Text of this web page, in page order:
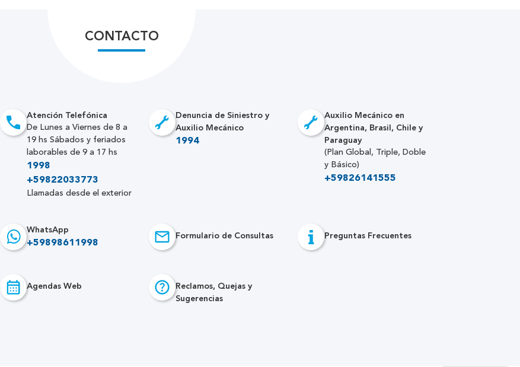
CONTACTO
Atención Telefónica
De Lunes a Viernes de 8 a
19 hs Sábados y feriados
laborables de 9 a 17 hs
1998
+59822033773
Llamadas desde el exterior
Denuncia de Siniestro y
Auxilio Mecánico
1994
Auxilio Mecánico en
Argentina, Brasil, Chile y
Paraguay
(Plan Global, Triple, Doble
y Básico)
+59826141555
WhatsApp
+59898611998
Formulario de Consultas Preguntas Frecuentes
Agendas Web
Reclamos, Quejas y
Sugerencias